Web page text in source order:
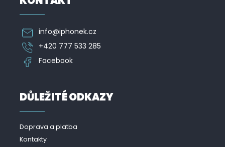
info@iphonek.cz
+420 777 533 285
Facebook
DŮLEŽITÉ ODKAZY
Doprava a platba
Kontakty